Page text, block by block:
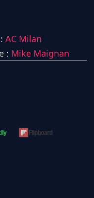
AC Milan
: Mike Maignan